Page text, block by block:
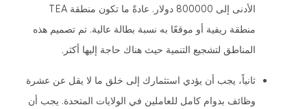
الأدنى إلى 800000 دولار. عادةً ما تكون منطقة TEA
منطقة ريفية أو موقعًا به نسبة بطالة عالية. تم تصميم هذه
المناطق لتشجيع التنمية حيث هناك حاجة إليها أكثر.
ثانياً، يجب أن يؤدي استثمارك إلى خلق ما لا يقل عن عشرة
وظائف بدوام كامل للعاملين في الولايات المتحدة. يجب أن